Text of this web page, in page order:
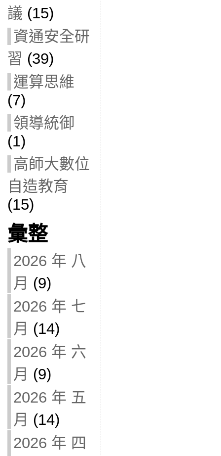
議 (15)
資通安全研
習 (39)
運算思維
(7)
領導統御
(1)
高師大數位
自造教育
(15)
彙整
2026 年 八
月 (9)
2026 年 七
月 (14)
2026 年 六
月 (9)
2026 年 五
月 (14)
2026 年 四